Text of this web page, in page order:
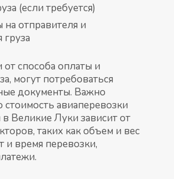
(если требуется)
отправителя и
груза
от способа оплаты и
могут потребоваться
документы. Важно
стоимость авиаперевозки
в Великие Луки зависит от
таких как объем и вес
и время перевозки,